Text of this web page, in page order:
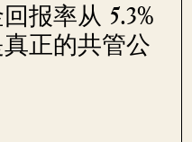
报率从 5.3%
正的共管公